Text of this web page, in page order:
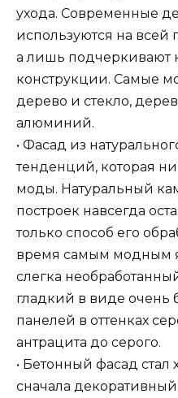
ухода. Современные
используются на всей
а лишь подчеркивают
конструкции. Самые
дерево и стекло,
алюминий.
• Фасад из
тенденций, которая
моды. Натуральный
построек навсегда
только способ его
время самым модным
слегка
гладкий в виде очень
панелей в оттенках
антрацита до серого.
• Бетонный фасад стал
сначала